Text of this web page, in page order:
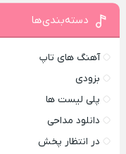
دسته‌بندی‌ها
آهنگ های تاپ
بزودی
پلی لیست ها
دانلود مداحی
در انتظار پخش